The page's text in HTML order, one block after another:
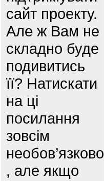
сайт проекту.
Але ж Вам не
складно буде
подивитись
її? Натискати
на ці
посилання
зовсім
необов’язково
, але якщо